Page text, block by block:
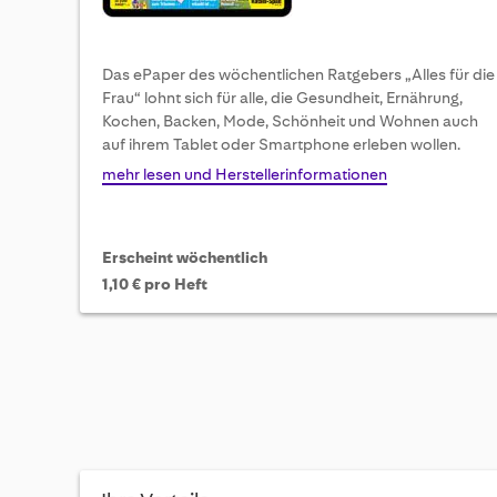
Das ePaper des wöchentlichen Ratgebers „Alles für die
Frau“ lohnt sich für alle, die Gesundheit, Ernährung,
Kochen, Backen, Mode, Schönheit und Wohnen auch
auf ihrem Tablet oder Smartphone erleben wollen.
mehr lesen und Herstellerinformationen
Erscheint wöchentlich
1,10 € pro Heft